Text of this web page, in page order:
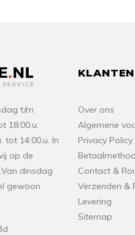
t/m
18:00.u.
tot 14:00.u. In
op de
dinsdag
gewoon
Over ons
Algemene
Privacy Policy
Contact &
Verzenden &
Levering
Sitemap